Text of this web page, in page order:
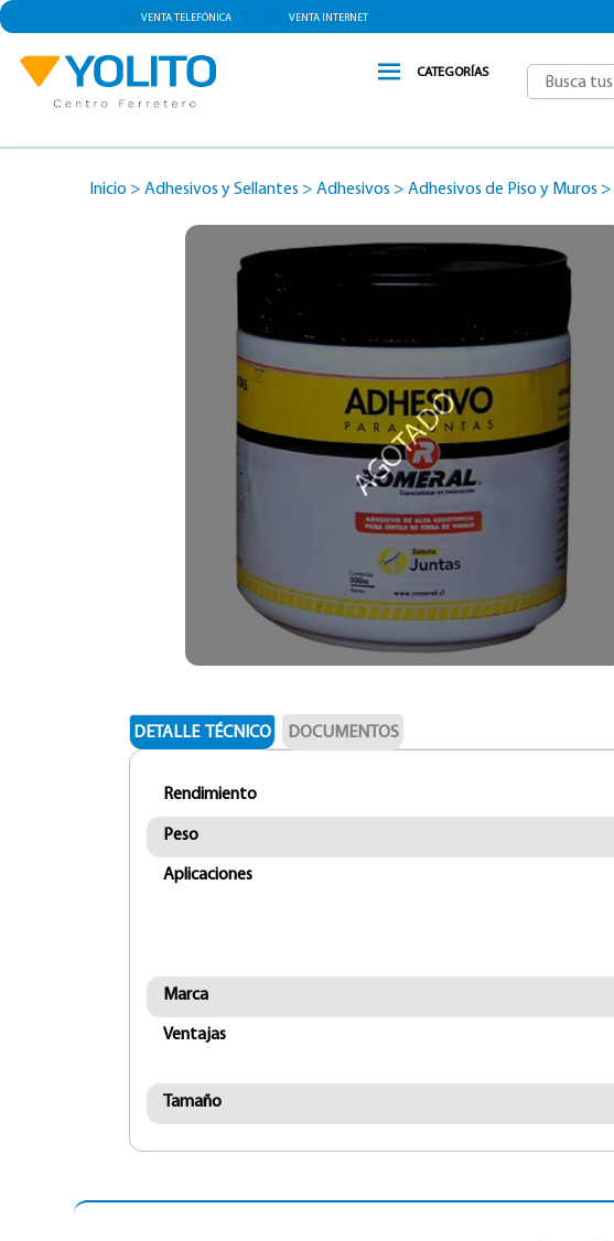
VENTA TELEFÓNICA VENTA INTERNET
CATEGORÍAS
Inicio > Adhesivos y Sellantes > Adhesivos > Adhesivos de Piso y Muros >
AGOTADO
DETALLE TÉCNICO DOCUMENTOS
Rendimiento
Peso
Aplicaciones
Marca
Ventajas
Tamaño